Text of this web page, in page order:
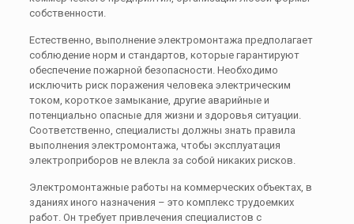
собственности.
Естественно, выполнение электромонтажа предполагает
соблюдение норм и стандартов, которые гарантируют
обеспечение пожарной безопасности. Необходимо
исключить риск поражения человека электрическим
током, короткое замыкание, другие аварийные и
потенциально опасные для жизни и здоровья ситуации.
Соответственно, специалисты должны знать правила
выполнения электромонтажа, чтобы эксплуатация
электроприборов не влекла за собой никаких рисков.
Электромонтажные работы на коммерческих объектах, в
зданиях иного назначения – это комплекс трудоемких
работ. Он требует привлечения специалистов с